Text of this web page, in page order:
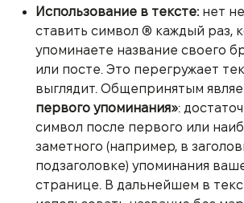
Использование в тексте:нет
ставить символ ® каждый раз,
упоминаете название своего
или посте. Это перегружает
выглядит. Общепринятым
первого упоминания»:
символ после первого или
заметного (например, в
подзаголовке) упоминания
странице. В дальнейшем в